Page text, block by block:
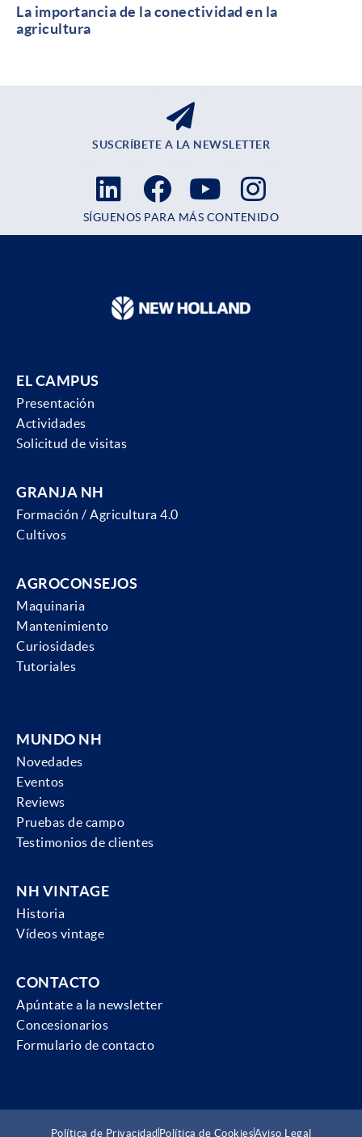
La importancia de la conectividad en la
agricultura
SUSCRÍBETE A LA NEWSLETTER
SÍGUENOS PARA MÁS CONTENIDO
EL CAMPUS
Presentación
Actividades
Solicitud de visitas
GRANJA NH
Formación / Agricultura 4.0
Cultivos
AGROCONSEJOS
Maquinaria
Mantenimiento
Curiosidades
Tutoriales
MUNDO NH
Novedades
Eventos
Reviews
Pruebas de campo
Testimonios de clientes
NH VINTAGE
Historia
Vídeos vintage
CONTACTO
Apúntate a la newsletter
Concesionarios
Formulario de contacto
Política de Privacidad Política de CookiesAviso Legal